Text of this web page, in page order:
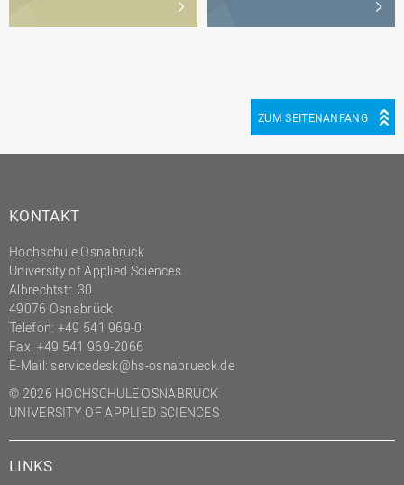
ZUM SEITENANFANG
KONTAKT
Hochschule Osnabrück
University of Applied Sciences
Albrechtstr. 30
49076 Osnabrück
Telefon: +49 541 969-0
Fax: +49 541 969-2066
E-Mail: servicedesk@hs-osnabrueck.de
© 2026 HOCHSCHULE OSNABRÜCK
UNIVERSITY OF APPLIED SCIENCES
LINKS